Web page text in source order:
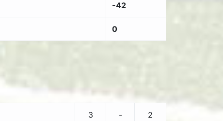
-42
0
3 - 2